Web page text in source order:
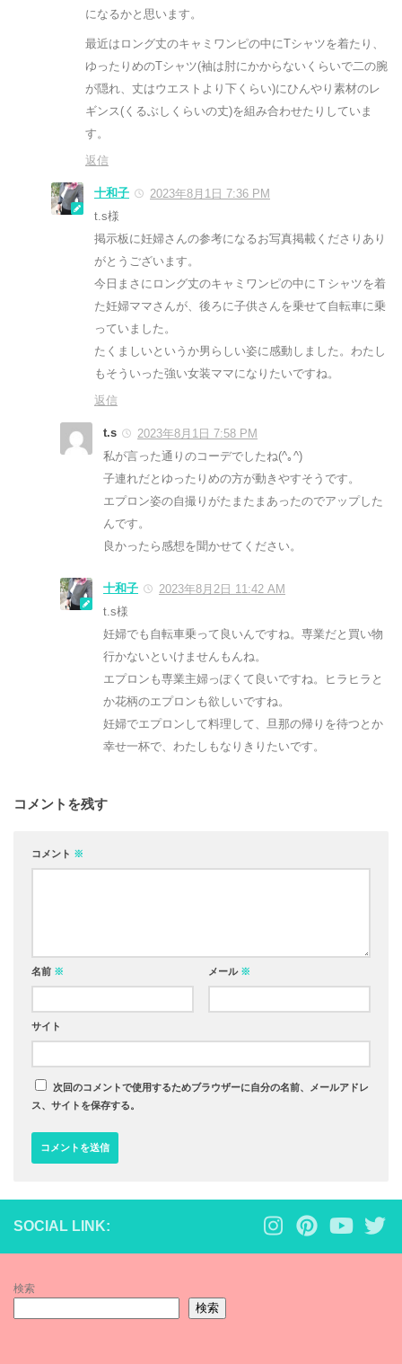
になるかと思います。
最近はロング丈のキャミワンピの中にTシャツを着たり、
ゆったりめのTシャツ(袖は肘にかからないくらいで二の腕
が隠れ、丈はウエストより下くらい)にひんやり素材のレ
ギンス(くるぶしくらいの丈)を組み合わせたりしていま
す。
返信
十和子
2023年8月1日 7:36 PM
t.s様
掲示板に妊婦さんの参考になるお写真掲載くださりあり
がとうございます。
今日まさにロング丈のキャミワンピの中にＴシャツを着
た妊婦ママさんが、後ろに子供さんを乗せて自転車に乗
っていました。
たくましいというか男らしい姿に感動しました。わたし
もそういった強い女装ママになりたいですね。
返信
t.s
2023年8月1日 7:58 PM
私が言った通りのコーデでしたね(^｡^)
子連れだとゆったりめの方が動きやすそうです。
エプロン姿の自撮りがたまたまあったのでアップした
んです。
良かったら感想を聞かせてください。
十和子
2023年8月2日 11:42 AM
t.s様
妊婦でも自転車乗って良いんですね。専業だと買い物
行かないといけませんもんね。
エプロンも専業主婦っぽくて良いですね。ヒラヒラと
か花柄のエプロンも欲しいですね。
妊婦でエプロンして料理して、旦那の帰りを待つとか
幸せ一杯で、わたしもなりきりたいです。
コメントを残す
コメント ※
名前 ※ メール ※
サイト
次回のコメントで使用するためブラウザーに自分の名前、メールアドレ
ス、サイトを保存する。
SOCIAL LINK:
検索
検索